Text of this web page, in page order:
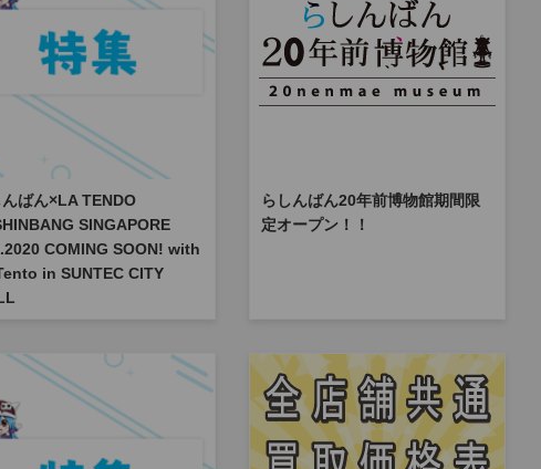
んばん×LA TENDO
SINGAPORE
COMING SOON! with
in SUNTEC CITY
らしんばん20年前博物館期間限
定オープン！！